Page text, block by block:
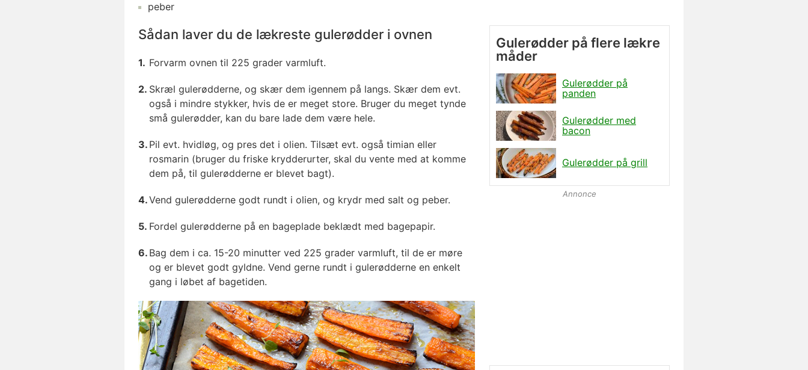
peber
Sådan laver du de lækreste gulerødder i ovnen
Forvarm ovnen til 225 grader varmluft.
Skræl gulerødderne, og skær dem igennem på langs. Skær dem evt.
også i mindre stykker, hvis de er meget store. Bruger du meget tynde
små gulerødder, kan du bare lade dem være hele.
Pil evt. hvidløg, og pres det i olien. Tilsæt evt. også timian eller
rosmarin (bruger du friske krydderurter, skal du vente med at komme
dem på, til gulerødderne er blevet bagt).
Vend gulerødderne godt rundt i olien, og krydr med salt og peber.
Fordel gulerødderne på en bageplade beklædt med bagepapir.
Bag dem i ca. 15-20 minutter ved 225 grader varmluft, til de er møre
og er blevet godt gyldne. Vend gerne rundt i gulerødderne en enkelt
gang i løbet af bagetiden.
Gulerødder på flere lækre
måder
Gulerødder på
panden
Gulerødder med
bacon
Gulerødder på grill
Annonce